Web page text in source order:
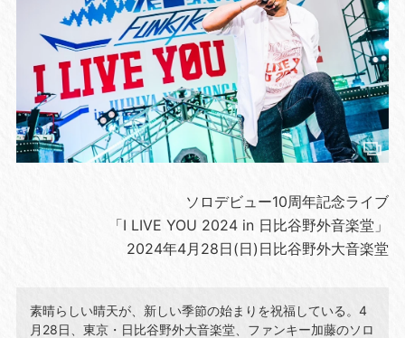
ソロデビュー10周年記念ライブ
「I LIVE YOU 2024 in 日比谷野外音楽堂」
2024年4月28日(日)日比谷野外大音楽堂
素晴らしい晴天が、新しい季節の始まりを祝福している。4
月28日、東京・日比谷野外大音楽堂、ファンキー加藤のソロ